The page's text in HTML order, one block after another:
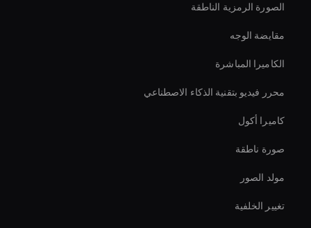
الصورة الرمزية الناطقة
مقايضة الوجه
الكاميرا المباشرة
محرر فيديو بتقنية الذكاء الاصطناعي
كاميرا أكول
صورة ناطقة
مولد الصور
تغيير الخلفية